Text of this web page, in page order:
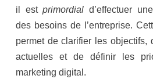
il estprimordiald’effectuer
des besoins de l’entreprise.
permet de clarifier les objectifs,
actuelles et de définir les
marketing digital.